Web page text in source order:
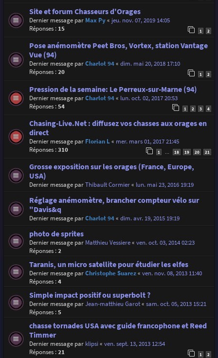
Site et forum Chasseurs d'Orages
Dernier message par Max Py« jeu. nov. 07, 2019 14:05
Réponses : 15 1 2
Pose anémomètre Peet Bros, Vortex, station Vantage
Vue (94)
Dernier message parCharlot 94« dim. mai 20, 2018 17:10
Réponses :20 1 2
Pression de la semaine: Le Perreux-sur-Marne (94)
Dernier message parCharlot 94« lun. oct. 02, 2017 20:53
Réponses :54 1 2 3 4
Chasing-Live.Net : diffusez vos chasses aux orages en
direct
Dernier message par Florian L« mer. mars 01, 2017 21:45
Réponses :310 1 18 19 20 21
Grosse exposition sur les orages (France, Europe,
USA)
Dernier message parThibault Cormier« lun. mai 23, 2016 19:19
Réglage anémomètre, brancher compteur vélo sur
"Davis&q
Dernier message parCharlot 94« dim. avr. 19, 2015 19:19
photo de sprites
Dernier message par Matthieu Vessiere« ven. oct. 03, 2014 02:23
Réponses :2
Taranis, un micro satellite pour étudier les elfes
Dernier message parChristophe Suarez« ven. nov. 08, 2013 11:40
Réponses :4
Simple impact positif ou superbolt ?
Dernier message parJean-matthieu Garot« sam. oct. 05, 2013 15:21
Réponses :5
chasse tornades USA avec guide francophone et Reed
Timmer
Dernier message par klipsi« ven. sept. 13, 2013 12:54
Réponses :21 1 2